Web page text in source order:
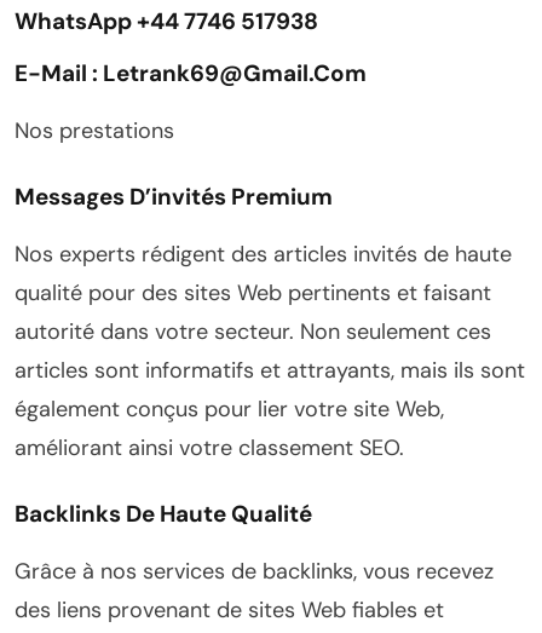
WhatsApp +44 7746 517938
E-Mail : Letrank69@gmail.com
Nos prestations
Messages D’invités Premium
Nos experts rédigent des articles invités de haute
qualité pour des sites Web pertinents et faisant
autorité dans votre secteur. Non seulement ces
articles sont informatifs et attrayants, mais ils sont
également conçus pour lier votre site Web,
améliorant ainsi votre classement SEO.
Backlinks De Haute Qualité
Grâce à nos services de backlinks, vous recevez
des liens provenant de sites Web fiables et